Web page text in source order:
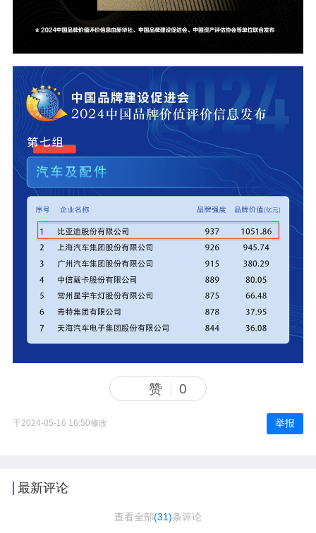
赞 0
于2024-05-16 16:50修改 举报
最新评论
查看全部(31)条评论